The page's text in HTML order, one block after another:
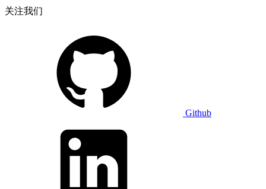
关注我们
Github